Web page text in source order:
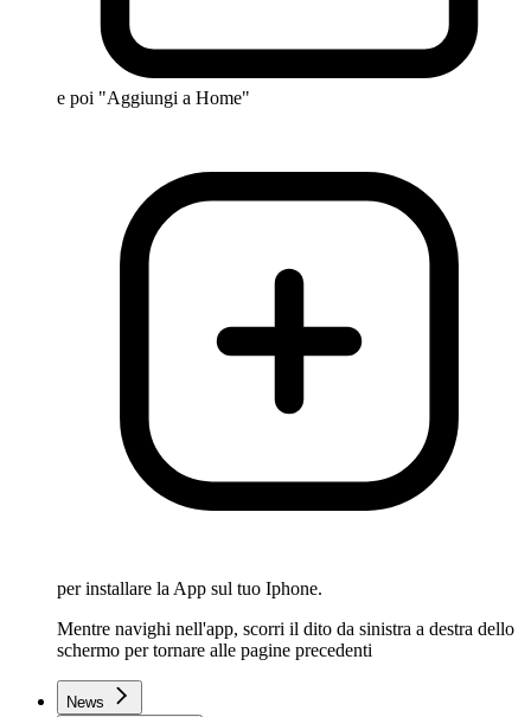
e poi "Aggiungi a Home"
per installare la App sul tuo Iphone.
Mentre navighi nell'app, scorri il dito da sinistra a destra dello
schermo per tornare alle pagine precedenti
News